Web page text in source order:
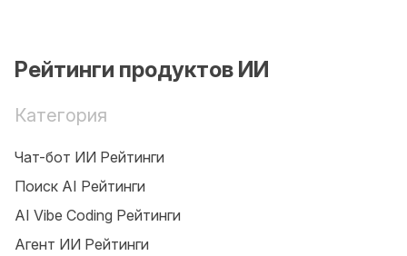
Рейтинги продуктов ИИ
Категория
Чат-бот ИИ Рейтинги
Поиск AI Рейтинги
AI Vibe Coding Рейтинги
Агент ИИ Рейтинги